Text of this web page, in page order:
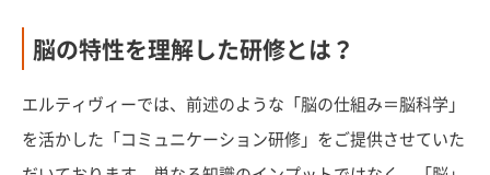
脳の特性を理解した研修とは？
エルティヴィーでは、前述のような「脳の仕組み＝脳科学」
を活かした「コミュニケーション研修」をご提供させていた